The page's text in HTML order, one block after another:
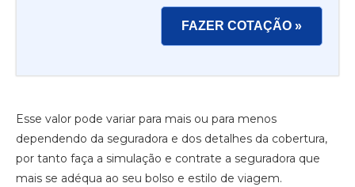
FAZER COTAÇÃO »
Esse valor pode variar para mais ou para menos
dependendo da seguradora e dos detalhes da cobertura,
por tanto faça a simulação e contrate a seguradora que
mais se adéqua ao seu bolso e estilo de viagem.